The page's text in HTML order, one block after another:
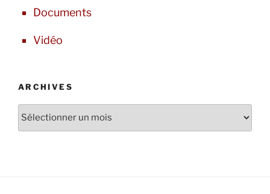
Documents
Vidéo
ARCHIVES
Archives